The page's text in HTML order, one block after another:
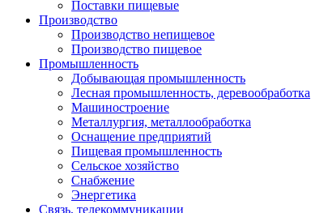
Поставки пищевые
Производство
Производство непищевое
Производство пищевое
Промышленность
Добывающая промышленность
Лесная промышленность, деревообработка
Машиностроение
Металлургия, металлообработка
Оснащение предприятий
Пищевая промышленность
Сельское хозяйство
Снабжение
Энергетика
Связь, телекоммуникации